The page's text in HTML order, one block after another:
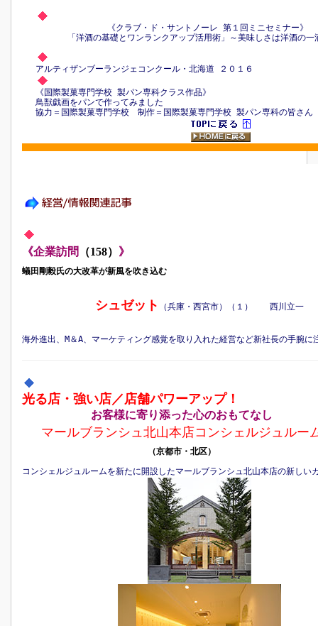
《クラブ・ド・サントノーレ 第１回ミニセミナー》
「洋酒の基礎とワンランクアップ活用術」～美味しさは洋酒の一
アルティザンブーランジェコンクール・北海道 ２０１６
《国際製菓専門学校 製パン専科クラス作品》
鳥獣戯画をパンで作ってみました
協力＝国際製菓専門学校 制作＝国際製菓専門学校 製パン専科の皆さん
《企業訪問 （158） 》
蟻田剛毅氏の大改革が新風を吹き込む
シュゼット （兵庫・西宮市）（１） 西川立一
海外進出、M＆A、マーケティング感覚を取り入れた経営など新社長の手腕に
光る店・強い店／店舗パワーアップ！
お客様に寄り添った心のおもてなし
マールブランシュ北山本店コンシェルジュルー
（京都市・北区）
コンシェルジュルームを新たに開設したマールブランシュ北山本店の新しい